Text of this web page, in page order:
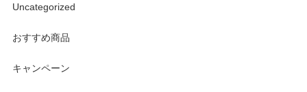
Uncategorized
おすすめ商品
キャンペーン